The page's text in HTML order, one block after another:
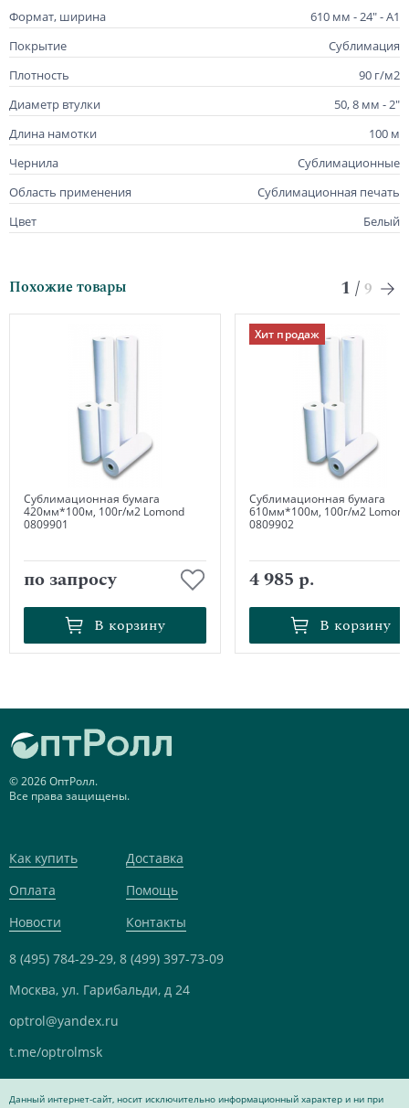
Формат, ширина
610 мм - 24" - А1
Покрытие
Сублимация
Плотность
90 г/м2
Диаметр втулки
50, 8 мм - 2"
Длина намотки
100 м
Чернила
Сублимационные
Область применения
Сублимационная печать
Цвет
Белый
Похожие товары 1 / 9
Сублимационная бумага
420мм*100м, 100г/м2 Lomond
0809901
по запросу
В корзину
В корзину
Хит продаж
Сублимационная бумага
610мм*100м, 100г/м2 Lomond
0809902
4 985 р.
В корзину
В корзину
© 2026 ОптРолл.
Все права защищены.
Как купить
Доставка
Оплата
Помощь
Новости
Контакты
8 (495) 784-29-29, 8 (499) 397-73-09
Москва, ул. Гарибальди, д 24
optrol@yandex.ru
t.me/optrolmsk
Данный интернет-сайт, носит исключительно информационный характер и ни при